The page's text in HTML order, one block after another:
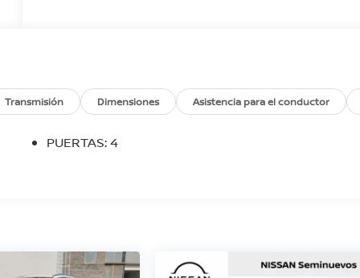
Transmisión Dimensiones Asistencia para el conductor
PUERTAS: 4